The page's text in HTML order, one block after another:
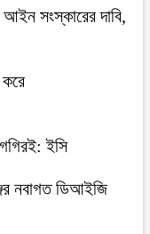
সংস্কারের দাবি,
ইসি
নবাগত ডিআইজি